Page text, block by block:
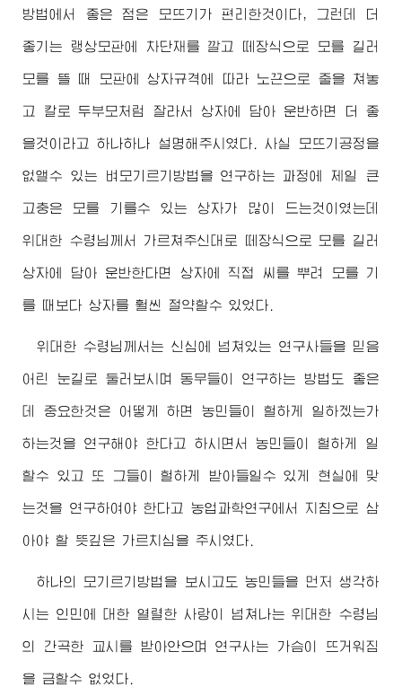
방법에서 좋은 점은 모뜨기가 편리한것이다, 그런데 더
좋기는 랭상모판에 차단재를 깔고 떼장식으로 모를 길러
모를 뜰 때 모판에 상자규격에 따라 노끈으로 줄을 쳐놓
고 칼로 두부모처럼 잘라서 상자에 담아 운반하면 더 좋
을것이라고 하나하나 설명해주시였다. 사실 모뜨기공정을
없앨수 있는 벼모기르기방법을 연구하는 과정에 제일 큰
고충은 모를 기를수 있는 상자가 많이 드는것이였는데
위대한 수령님께서 가르쳐주신대로 떼장식으로 모를 길러
상자에 담아 운반한다면 상자에 직접 씨를 뿌려 모를 기
를 때보다 상자를 훨씬 절약할수 있었다.
위대한 수령님께서는 신심에 넘쳐있는 연구사들을 믿음
어린 눈길로 둘러보시며 동무들이 연구하는 방법도 좋은
데 중요한것은 어떻게 하면 농민들이 헐하게 일하겠는가
하는것을 연구해야 한다고 하시면서 농민들이 헐하게 일
할수 있고 또 그들이 헐하게 받아들일수 있게 현실에 맞
는것을 연구하여야 한다고 농업과학연구에서 지침으로 삼
아야 할 뜻깊은 가르치심을 주시였다.
하나의 모기르기방법을 보시고도 농민들을 먼저 생각하
시는 인민에 대한 열렬한 사랑이 넘쳐나는위대한 수령님
의 간곡한 교시를 받아안으며 연구사는 가슴이 뜨거워짐
을 금할수 없었다.